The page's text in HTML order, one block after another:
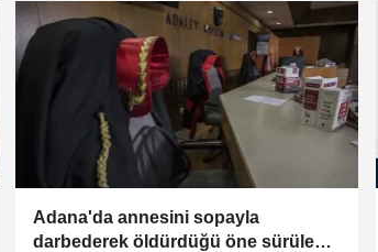
Adana'da annesini sopayla
darbederek öldürdüğü öne sürülen